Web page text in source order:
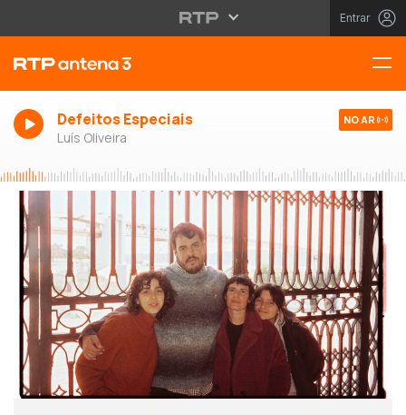
Entrar
Defeitos Especiais
Luís Oliveira
NO AR